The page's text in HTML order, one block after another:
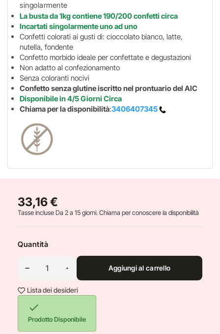
singolarmente
La busta da 1kg contiene 190/200 confetti circa
Incartati singolarmente uno ad uno
Confetti colorati ai gusti di: cioccolato bianco, latte,
nutella, fondente
Confetto morbido ideale per confettate e degustazioni
Non adatto al confezionamento
Senza coloranti nocivi
Confetto senza glutine iscritto nel prontuario del AIC
Disponibile in 4/5 Giorni Circa
Chiama per la disponibilità:3406407345
33,16 €
Tasse incluseDa 2 a 15 giorni. Chiama per conoscere la disponibilità
Quantità
Aggiungi al carrello
Lista dei desideri

Prodotto Disponibile